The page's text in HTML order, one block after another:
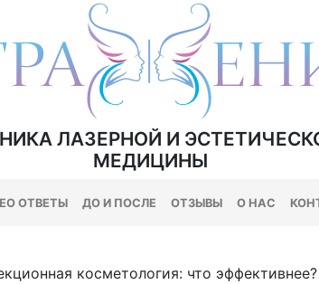
ЛАЗЕРНОЙ И
МЕДИЦИНЫ
ОТВЕТЫ ДО И ПОСЛЕ ОТЗЫВЫ О НАС
косметология: что эффективнее?